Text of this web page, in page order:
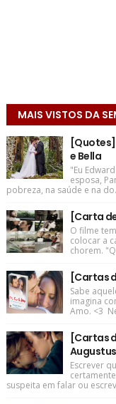
MAIS VISTOS DA
e Bella
"Eu
esposa,
pobreza, na saúde e na
[Carta
O filme
colocar a
chorem.
[Cartas
Sabe
imagina
Amo. <3
[Cartas
Escrever
suspeita em falar ou